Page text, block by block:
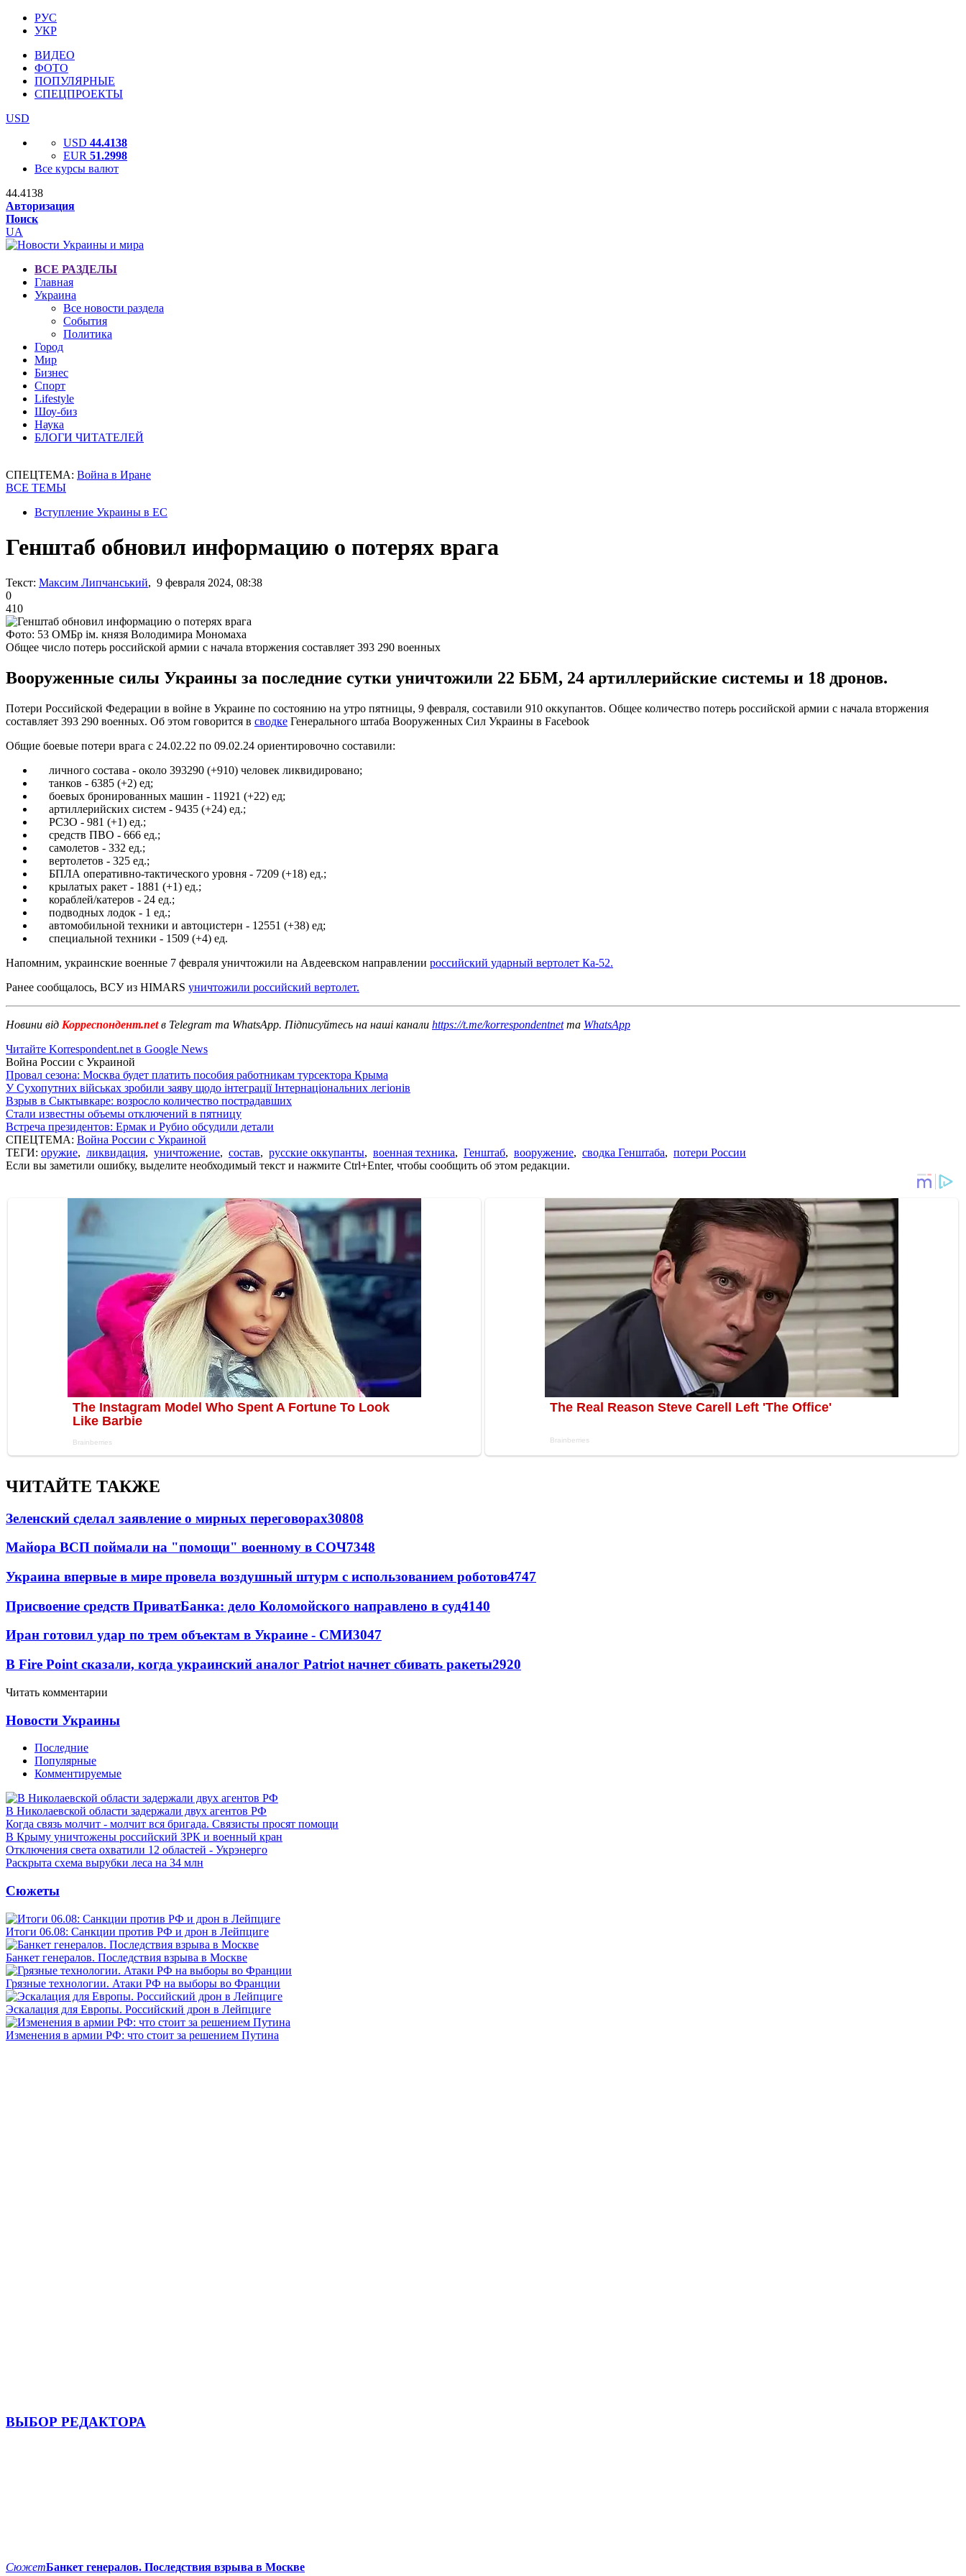
РУС
УКР
ВИДЕО
ФОТО
ПОПУЛЯРНЫЕ
СПЕЦПРОЕКТЫ
USD
USD 44.4138
EUR 51.2998
Все курсы валют
44.4138
Авторизация
Поиск
UA
ВСЕ РАЗДЕЛЫ
Главная
Украина
Все новости раздела
События
Политика
Город
Мир
Бизнес
Спорт
Lifestyle
Шоу-биз
Наука
БЛОГИ ЧИТАТЕЛЕЙ
СПЕЦТЕМА: Война в Иране
ВСЕ ТЕМЫ
Вступление Украины в ЕС
Генштаб обновил информацию о потерях врага
Текст: Максим Липчанський, 9 февраля 2024, 08:38
0
410
Фото: 53 ОМБр ім. князя Володимира Мономаха
Общее число потерь российской армии с начала вторжения составляет 393 290 военных
Вооруженные силы Украины за последние сутки уничтожили 22 ББМ, 24 артиллерийские системы и 18 дронов.
Потери Российской Федерации в войне в Украине по состоянию на утро пятницы, 9 февраля, составили 910 оккупантов. Общее количество потерь российской армии с начала вторжения
составляет 393 290 военных. Об этом говорится в сводке Генерального штаба Вооруженных Сил Украины в Facebook
Общие боевые потери врага с 24.02.22 по 09.02.24 ориентировочно составили:
личного состава - около 393290 (+910) человек ликвидировано;
танков - 6385 (+2) ед;
боевых бронированных машин - 11921 (+22) ед;
артиллерийских систем - 9435 (+24) ед.;
РСЗО - 981 (+1) ед.;
средств ПВО - 666 ед.;
самолетов - 332 ед.;
вертолетов - 325 ед.;
БПЛА оперативно-тактического уровня - 7209 (+18) ед.;
крылатых ракет - 1881 (+1) ед.;
кораблей/катеров - 24 ед.;
подводных лодок - 1 ед.;
автомобильной техники и автоцистерн - 12551 (+38) ед;
специальной техники - 1509 (+4) ед.
Напомним, украинские военные 7 февраля уничтожили на Авдеевском направлении российский ударный вертолет Ка-52.
Ранее сообщалось, ВСУ из HIMARS уничтожили российский вертолет.
Новини від Корреспондент.netв Telegram та WhatsApp. Підписуйтесь на наші канали https://t.me/korrespondentnetта WhatsApp
Читайте Korrespondent.net в Google News
Война России с Украиной
Провал сезона: Москва будет платить пособия работникам турсектора Крыма
У Сухопутних військах зробили заяву щодо інтеграції Інтернаціональних легіонів
Взрыв в Сыктывкаре: возросло количество пострадавших
Стали известны объемы отключений в пятницу
Встреча президентов: Ермак и Рубио обсудили детали
СПЕЦТЕМА: Война России с Украиной
ТЕГИ: оружие, ликвидация, уничтожение, состав, русские оккупанты, военная техника, Генштаб, вооружение, сводка Генштаба, потери России
Если вы заметили ошибку, выделите необходимый текст и нажмите Ctrl+Enter, чтобы сообщить об этом редакции.
ЧИТАЙТЕ ТАКЖЕ
Зеленский сделал заявление о мирных переговорах30808
Майора ВСП поймали на "помощи" военному в СОЧ7348
Украина впервые в мире провела воздушный штурм с использованием роботов4747
Присвоение средств ПриватБанка: дело Коломойского направлено в суд4140
Иран готовил удар по трем объектам в Украине - СМИ3047
В Fire Point сказали, когда украинский аналог Patriot начнет сбивать ракеты2920
Читать комментарии
Новости Украины
Последние
Популярные
Комментируемые
В Николаевской области задержали двух агентов РФ
Когда связь молчит - молчит вся бригада. Связисты просят помощи
В Крыму уничтожены российский ЗРК и военный кран
Отключения света охватили 12 областей - Укрэнерго
Раскрыта схема вырубки леса на 34 млн
Сюжеты
Итоги 06.08: Санкции против РФ и дрон в Лейпциге
Банкет генералов. Последствия взрыва в Москве
Грязные технологии. Атаки РФ на выборы во Франции
Эскалация для Европы. Российский дрон в Лейпциге
Изменения в армии РФ: что стоит за решением Путина
ВЫБОР РЕДАКТОРА
СюжетБанкет генералов. Последствия взрыва в Москве